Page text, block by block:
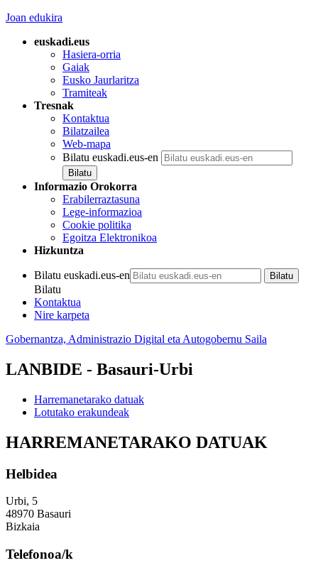
Joan edukira
euskadi.eus
Hasiera-orria
Gaiak
Eusko Jaurlaritza
Tramiteak
Tresnak
Kontaktua
Bilatzailea
Web-mapa
Bilatu euskadi.eus-en
Informazio Orokorra
Erabilerraztasuna
Lege-informazioa
Cookie politika
Egoitza Elektronikoa
Hizkuntza
Bilatu euskadi.eus-en
Bilatu
Kontaktua
Nire karpeta
Gobernantza, Administrazio Digital eta Autogobernu Saila
LANBIDE - Basauri-Urbi
Harremanetarako datuak
Lotutako erakundeak
HARREMANETARAKO DATUAK
Helbidea
Urbi, 5
48970 Basauri
Bizkaia
Telefonoa/k